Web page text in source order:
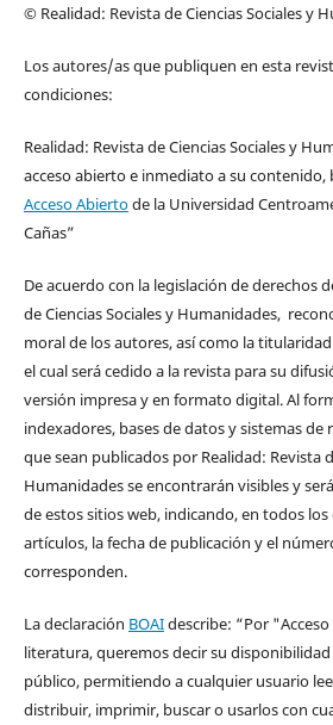
© Realidad: Revista de Ciencias Sociales y
Los autores/as que publiquen en esta
condiciones:
Realidad: Revista de Ciencias Sociales y
acceso abierto e inmediato a su contenido,
Acceso Abiertode la Universidad
Cañas”
De acuerdo con la legislación de derechos
de Ciencias Sociales y Humanidades,
moral de los autores, así como la
el cual será cedido a la revista para su
versión impresa y en formato digital. Al
indexadores, bases de datos y sistemas de
que sean publicados por Realidad: Revista
Humanidades se encontrarán visibles y
de estos sitios web, indicando, en todos los
artículos, la fecha de publicación y el
corresponden.
La declaración BOAIdescribe: “Por
literatura, queremos decir su
público, permitiendo a cualquier usuario
distribuir, imprimir, buscar o usarlos con